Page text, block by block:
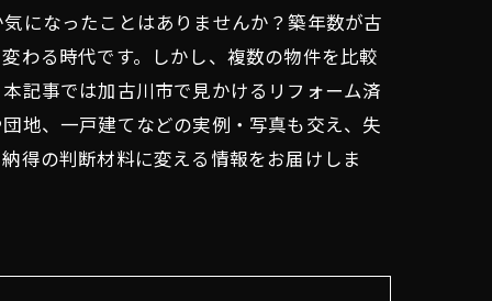
になったことはありませんか？築年数が古
わる時代です。しかし、複数の物件を比較
記事では加古川市で見かけるリフォーム済
地、一戸建てなどの実例・写真も交え、失
得の判断材料に変える情報をお届けしま